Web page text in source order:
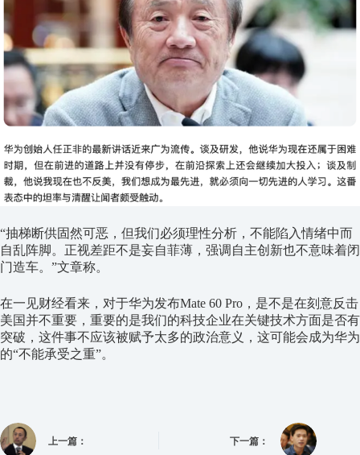
“抽梯断供固然可恶，但我们必须理性分析，不能陷入情绪中而
自乱阵脚。正视差距不是妄自菲薄，强调自主创新也不意味着闭
门造车。”文章称。
在一见财经看来，对于华为发布Mate 60 Pro，是不是在刻意反击
美国并不重要，重要的是我们的科技企业在关键技术方面是否有
突破，这件事不应该被赋予太多的政治意义，这可能会成为华为
的“不能承受之重”。
上一篇： 下一篇：